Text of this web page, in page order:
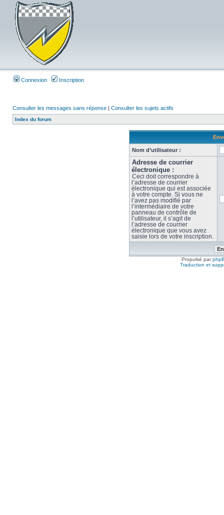
Connexion Inscription
Consulter les messages sans réponse | Consulter les sujets actifs
Index du forum
Nom d’utilisateur :
Adresse de courrier
électronique :
Ceci doit correspondre à
l’adresse de courrier
électronique qui est associée
à votre compte. Si vous ne
l’avez pas modifié par
l’intermédiaire de votre
panneau de contrôle de
l’utilisateur, il s’agit de
l’adresse de courrier
électronique que vous avez
saisie lors de votre inscription.
Propulsé par
Traduction et